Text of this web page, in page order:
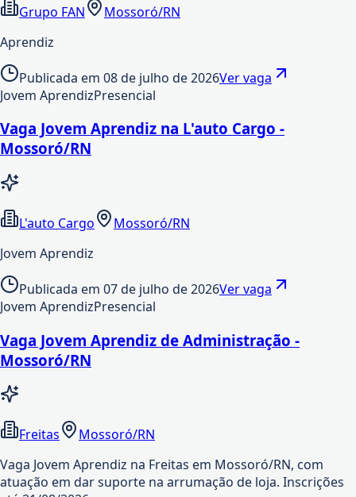
Grupo FAN
Mossoró/RN
Aprendiz
Publicada em 08 de julho de 2026Ver vaga
Jovem AprendizPresencial
Vaga Jovem Aprendiz na L'auto Cargo -
Mossoró/RN
L'auto Cargo
Mossoró/RN
Jovem Aprendiz
Publicada em 07 de julho de 2026Ver vaga
Jovem AprendizPresencial
Vaga Jovem Aprendiz de Administração -
Mossoró/RN
Freitas
Mossoró/RN
Vaga Jovem Aprendiz na Freitas em Mossoró/RN, com
atuação em dar suporte na arrumação de loja. Inscrições